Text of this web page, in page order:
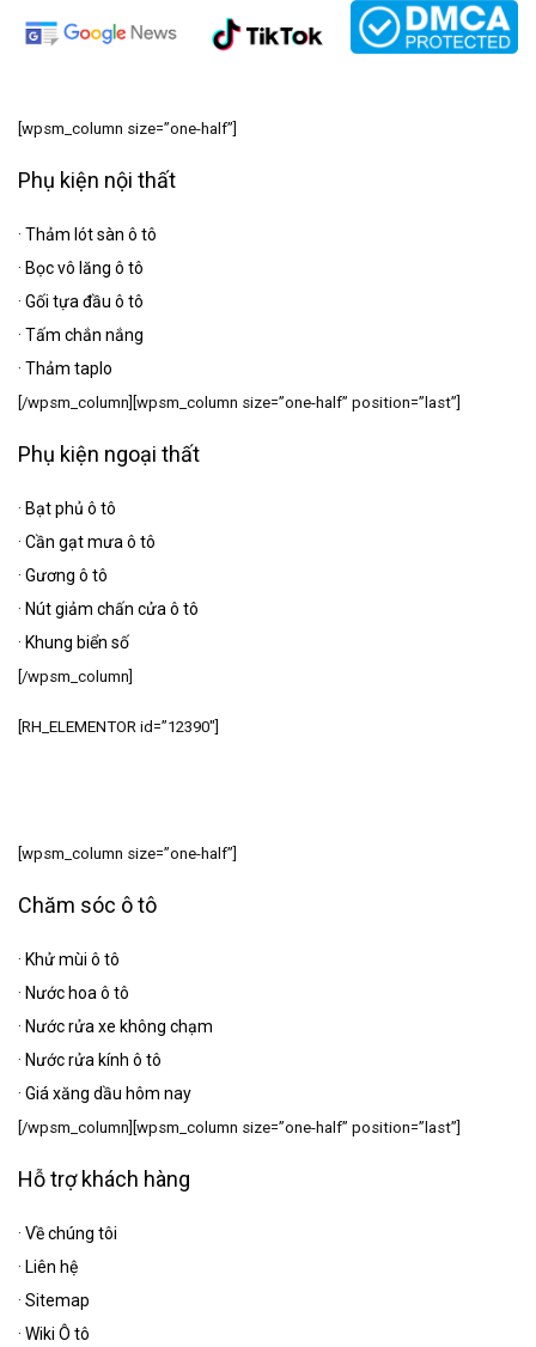
[wpsm_column size=”one-half”]
Phụ kiện nội thất
· Thảm lót sàn ô tô
· Bọc vô lăng ô tô
· Gối tựa đầu ô tô
· Tấm chắn nắng
· Thảm taplo
[/wpsm_column][wpsm_column size=”one-half” position=”last”]
Phụ kiện ngoại thất
· Bạt phủ ô tô
· Cần gạt mưa ô tô
· Gương ô tô
· Nút giảm chấn cửa ô tô
· Khung biển số
[/wpsm_column]
[RH_ELEMENTOR id=”12390″]
[wpsm_column size=”one-half”]
Chăm sóc ô tô
· Khử mùi ô tô
· Nước hoa ô tô
· Nước rửa xe không chạm
· Nước rửa kính ô tô
· Giá xăng dầu hôm nay
[/wpsm_column][wpsm_column size=”one-half” position=”last”]
Hỗ trợ khách hàng
· Về chúng tôi
· Liên hệ
· Sitemap
· Wiki Ô tô